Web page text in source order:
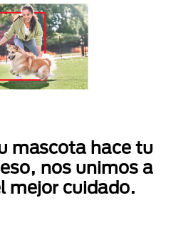
mascota hace tu
nos unimos a
mejor cuidado.